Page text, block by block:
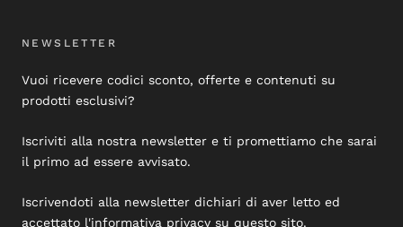
NEWSLETTER
Vuoi ricevere codici sconto, offerte e contenuti su
prodotti esclusivi?
Iscriviti alla nostra newsletter e ti promettiamo che sarai
il primo ad essere avvisato.
Iscrivendoti alla newsletter dichiari di aver letto ed
accettato l'informativa privacy su questo sito.